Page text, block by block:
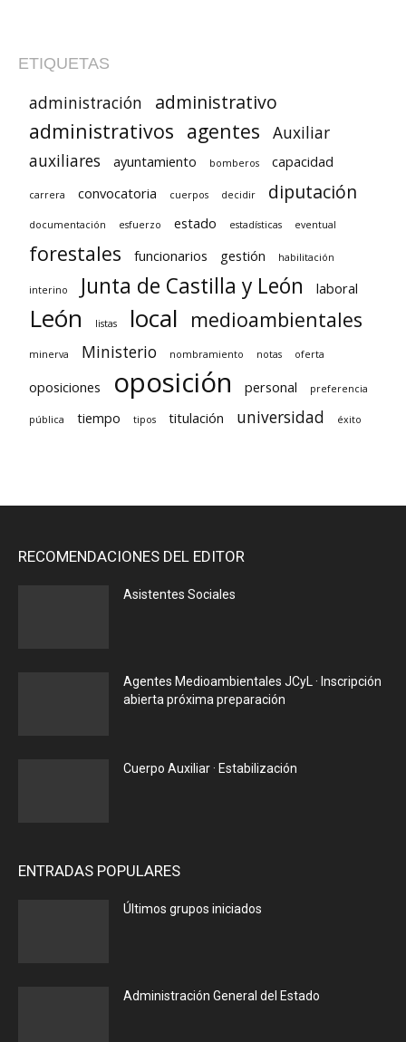
ETIQUETAS
administración administrativo
administrativos agentes
Auxiliar
auxiliares
ayuntamiento bomberos capacidad
carrera convocatoria cuerpos decidir diputación
documentación esfuerzo estado estadísticas eventual
forestales funcionarios gestión habilitación
interino Junta de Castilla y León laboral
León listas local medioambientales
minerva Ministerio nombramiento notas oferta
oposiciones oposición personal preferencia
pública tiempo tipos titulación universidad éxito
RECOMENDACIONES DEL EDITOR
Asistentes Sociales
Agentes Medioambientales JCyL · Inscripción
abierta próxima preparación
Cuerpo Auxiliar · Estabilización
ENTRADAS POPULARES
Últimos grupos iniciados
Administración General del Estado